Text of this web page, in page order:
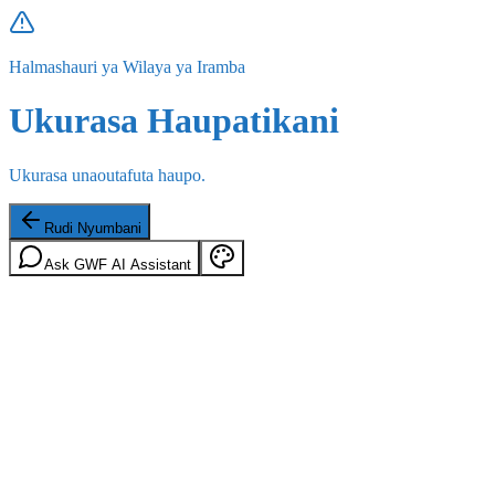
Halmashauri ya Wilaya ya Iramba
Ukurasa Haupatikani
Ukurasa unaoutafuta haupo.
Rudi Nyumbani
Ask GWF AI Assistant